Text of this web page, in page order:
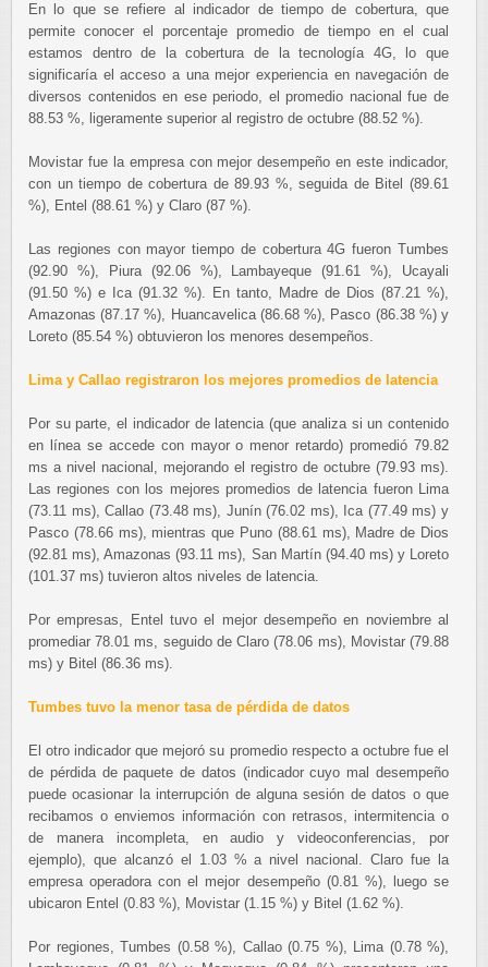
En lo que se refiere al indicador de tiempo de cobertura, que
permite conocer el porcentaje promedio de tiempo en el cual
estamos dentro de la cobertura de la tecnología 4G, lo que
significaría el acceso a una mejor experiencia en navegación de
diversos contenidos en ese periodo, el promedio nacional fue de
88.53 %, ligeramente superior al registro de octubre (88.52 %).
Movistar fue la empresa con mejor desempeño en este indicador,
con un tiempo de cobertura de 89.93 %, seguida de Bitel (89.61
%), Entel (88.61 %) y Claro (87 %).
Las regiones con mayor tiempo de cobertura 4G fueron Tumbes
(92.90 %), Piura (92.06 %), Lambayeque (91.61 %), Ucayali
(91.50 %) e Ica (91.32 %). En tanto, Madre de Dios (87.21 %),
Amazonas (87.17 %), Huancavelica (86.68 %), Pasco (86.38 %) y
Loreto (85.54 %) obtuvieron los menores desempeños.
Lima y Callao registraron los mejores promedios de latencia
Por su parte, el indicador de latencia (que analiza si un contenido
en línea se accede con mayor o menor retardo) promedió 79.82
ms a nivel nacional, mejorando el registro de octubre (79.93 ms).
Las regiones con los mejores promedios de latencia fueron Lima
(73.11 ms), Callao (73.48 ms), Junín (76.02 ms), Ica (77.49 ms) y
Pasco (78.66 ms), mientras que Puno (88.61 ms), Madre de Dios
(92.81 ms), Amazonas (93.11 ms), San Martín (94.40 ms) y Loreto
(101.37 ms) tuvieron altos niveles de latencia.
Por empresas, Entel tuvo el mejor desempeño en noviembre al
promediar 78.01 ms, seguido de Claro (78.06 ms), Movistar (79.88
ms) y Bitel (86.36 ms).
Tumbes tuvo la menor tasa de pérdida de datos
El otro indicador que mejoró su promedio respecto a octubre fue el
de pérdida de paquete de datos (indicador cuyo mal desempeño
puede ocasionar la interrupción de alguna sesión de datos o que
recibamos o enviemos información con retrasos, intermitencia o
de manera incompleta, en audio y videoconferencias, por
ejemplo), que alcanzó el 1.03 % a nivel nacional. Claro fue la
empresa operadora con el mejor desempeño (0.81 %), luego se
ubicaron Entel (0.83 %), Movistar (1.15 %) y Bitel (1.62 %).
Por regiones, Tumbes (0.58 %), Callao (0.75 %), Lima (0.78 %),